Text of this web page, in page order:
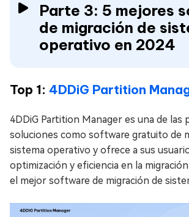
Parte 3: 5 mejores
de migración de
operativo en 2024
Top 1: 4DDiG Partition
4DDiG Partition Manager es una de las
soluciones como software gratuito de
sistema operativo y ofrece a sus
optimización y eficiencia en la migración
el mejor software de migración de